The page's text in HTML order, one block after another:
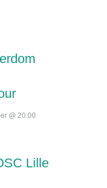
@ 20:00
Lille